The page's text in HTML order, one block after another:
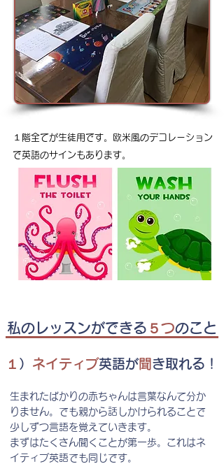
１階全てが生徒用です。欧米風のデコレーション
で英語のサインもあります。
​私のレッスンができる ５つのこと
１ ） ネイティブ英語​が聞 き取れる！
生まれたばかりの赤ちゃんは言葉なんて分か
りません。でも親から話しかけられることで
少しずつ言語を覚えていきます。
まずはたくさん聞くことが第一歩。これはネ
イティブ英語でも同じです。